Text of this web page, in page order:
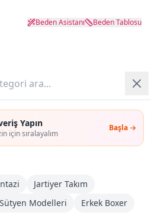
Yapın
için sıralayalım
Başla →
Jartiyer Takım
Sütyen Modelleri Erkek Boxer
Beden Asistanı Beden Tablosu
Ekle
Şimdi Al